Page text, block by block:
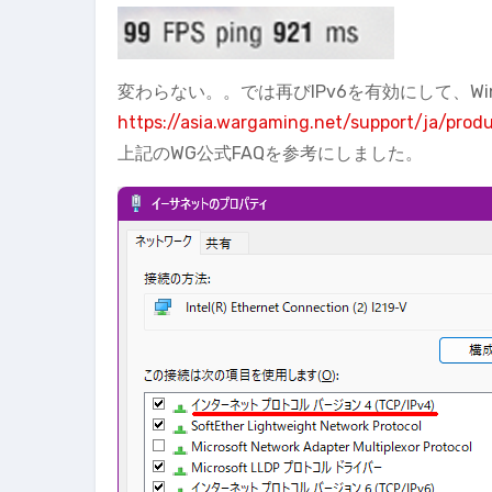
変わらない。。では再びIPv6を有効にして、
https://asia.wargaming.net/support/ja/
上記のWG公式FAQを参考にしました。